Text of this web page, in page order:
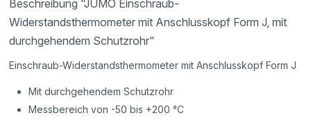
Beschreibung "JUMO Einschraub-
Widerstandsthermometer mit Anschlusskopf Form J, mit
durchgehendem Schutzrohr"
Einschraub-Widerstandsthermometer mit Anschlusskopf Form J
Mit durchgehendem Schutzrohr
Messbereich von -50 bis +200 °C